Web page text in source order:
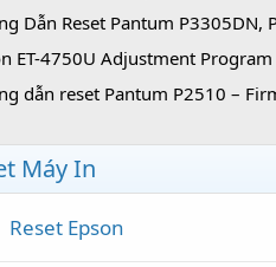
Dẫn Reset Pantum P3305DN,
ET-4750U Adjustment Program
reset Pantum P2510 – Firmware chipless,
Máy In
Reset Epson